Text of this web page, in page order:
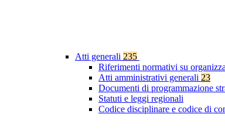
Atti generali 235
Riferimenti normativi su
Atti amministrativi generali 23
Documenti di programmazione
Statuti e leggi regionali
Codice disciplinare e codice di